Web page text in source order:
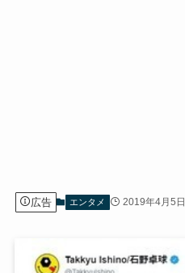
広告 エンタメ 2019年4月5日